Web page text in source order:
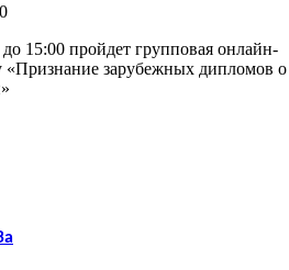
до 15:00 пройдет групповая онлайн-
«Признание зарубежных дипломов о